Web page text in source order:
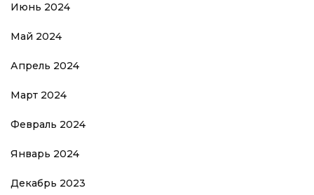
Июнь 2024
Май 2024
Апрель 2024
Март 2024
Февраль 2024
Январь 2024
Декабрь 2023